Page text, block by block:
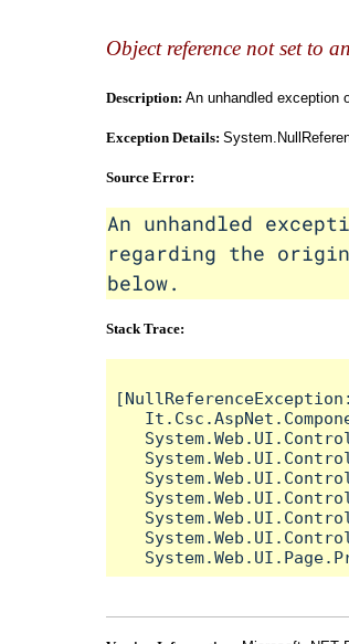
Object reference not set to
Description: An unhandled exception
Exception Details:
Source Error:
An unhandled
regarding the
below.
Stack Trace: